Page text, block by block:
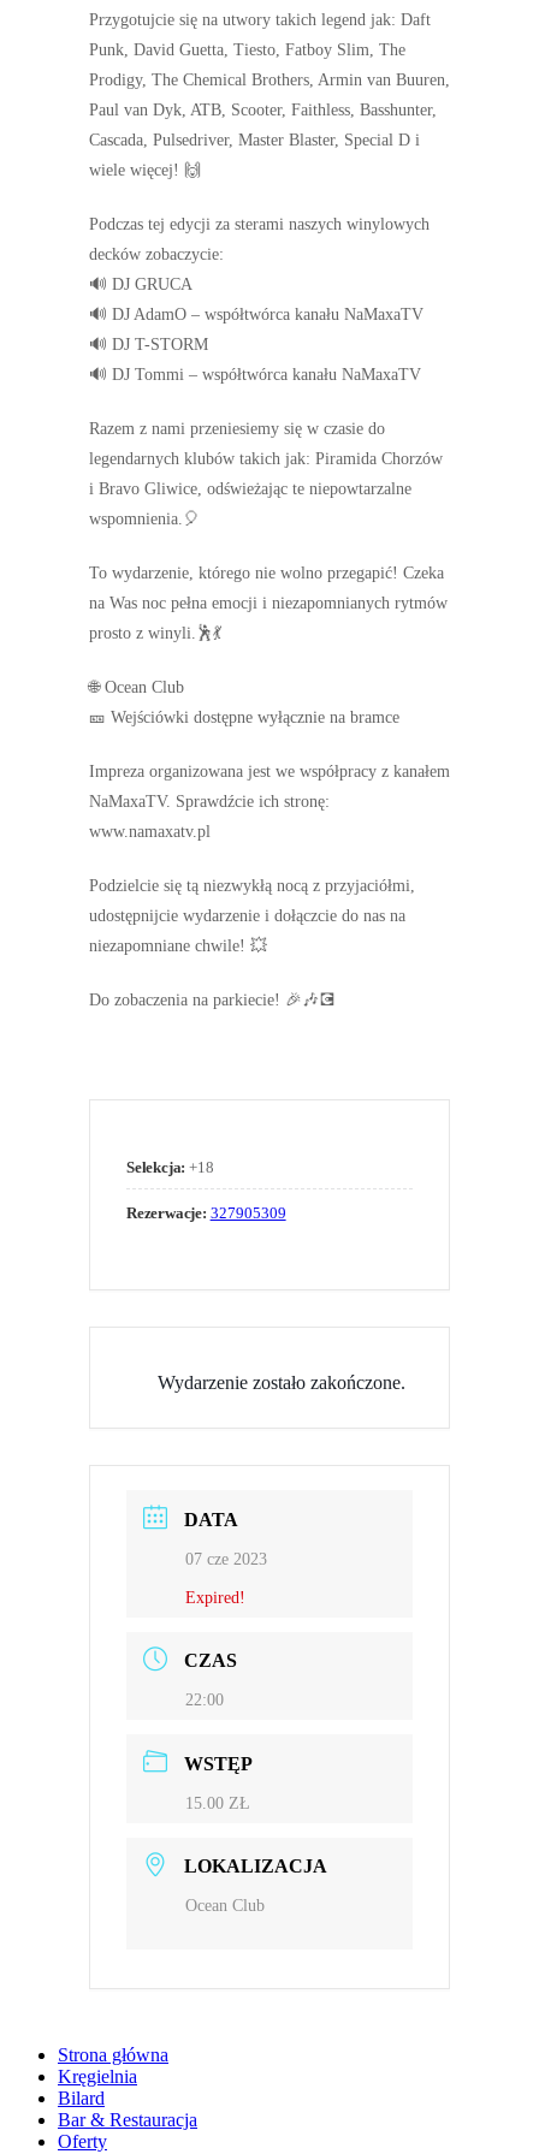
Przygotujcie się na utwory takich legend jak: Daft
Punk, David Guetta, Tiesto, Fatboy Slim, The
Prodigy, The Chemical Brothers, Armin van Buuren,
Paul van Dyk, ATB, Scooter, Faithless, Basshunter,
Cascada, Pulsedriver, Master Blaster, Special D i
wiele więcej! 🙌
Podczas tej edycji za sterami naszych winylowych
decków zobaczycie:
🔊 DJ GRUCA
🔊 DJ AdamO – współtwórca kanału NaMaxaTV
🔊 DJ T-STORM
🔊 DJ Tommi – współtwórca kanału NaMaxaTV
Razem z nami przeniesiemy się w czasie do
legendarnych klubów takich jak: Piramida Chorzów
i Bravo Gliwice, odświeżając te niepowtarzalne
wspomnienia.🎈
To wydarzenie, którego nie wolno przegapić! Czeka
na Was noc pełna emocji i niezapomnianych rytmów
prosto z winyli.🕺💃
🌐 Ocean Club
🎫 Wejściówki dostępne wyłącznie na bramce
Impreza organizowana jest we współpracy z kanałem
NaMaxaTV. Sprawdźcie ich stronę:
www.namaxatv.pl
Podzielcie się tą niezwykłą nocą z przyjaciółmi,
udostępnijcie wydarzenie i dołączcie do nas na
niezapomniane chwile! 💥
Do zobaczenia na parkiecie! 🎉🎶💽
Selekcja: +18
Rezerwacje: 327905309
Wydarzenie zostało zakończone.
DATA
07 cze 2023
Expired!
CZAS
22:00
WSTĘP
15.00 ZŁ
LOKALIZACJA
Ocean Club
Strona główna
Kręgielnia
Bilard
Bar & Restauracja
Oferty